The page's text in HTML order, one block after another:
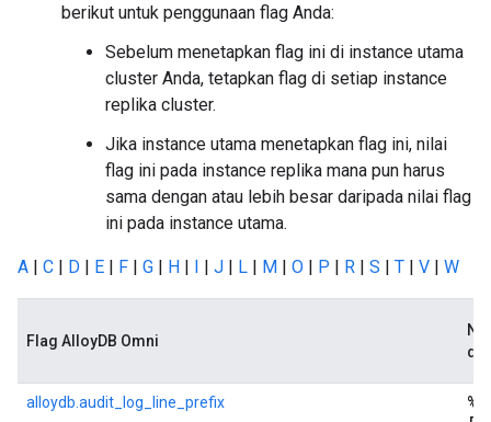
berikut untuk penggunaan flag Anda:
Sebelum menetapkan flag ini di instance utama
cluster Anda, tetapkan flag di setiap instance
replika cluster.
Jika instance utama menetapkan flag ini, nilai
flag ini pada instance replika mana pun harus
sama dengan atau lebih besar daripada nilai flag
ini pada instance utama.
A | C | D | E | F | G | H | I | J | L | M | O | P | R | S | T | V | W
Flag AlloyDB Omni
alloydb.audit_log_line_prefix
%m